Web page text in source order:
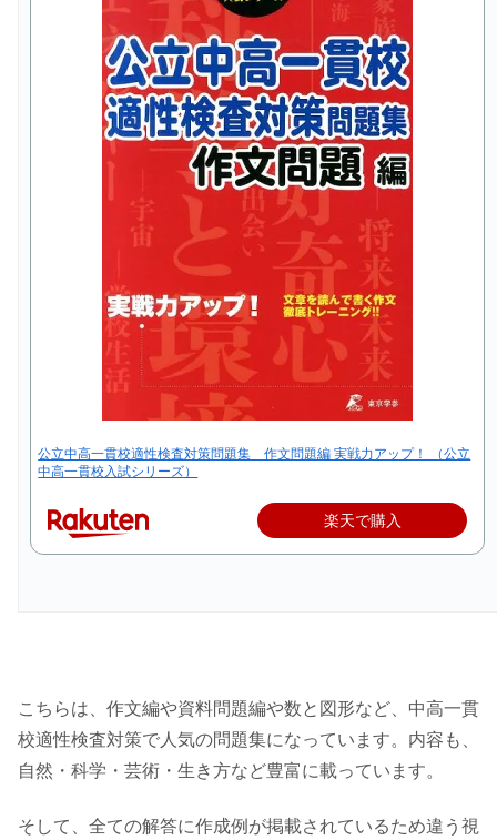
公立中高一貫校適性検査対策問題集 作文問題編 実戦力アップ！ （公立
中高一貫校入試シリーズ）
楽天で購入
こちらは、作文編や資料問題編や数と図形など、中高一貫
校適性検査対策で人気の問題集になっています。内容も、
自然・科学・芸術・生き方など豊富に載っています。
そして、全ての解答に作成例が掲載されているため違う視